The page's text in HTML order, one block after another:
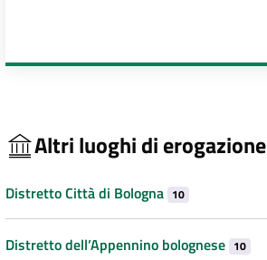
Altri luoghi di erogazione
Distretto Città di Bologna 10
Distretto dell’Appennino bolognese 10